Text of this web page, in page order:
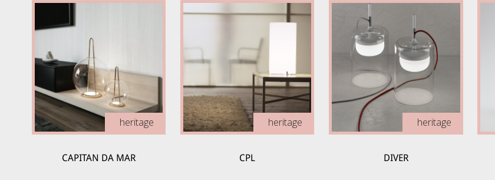
heritage
CAPITAN DA MAR
heritage
CPL
heritage
DIVER